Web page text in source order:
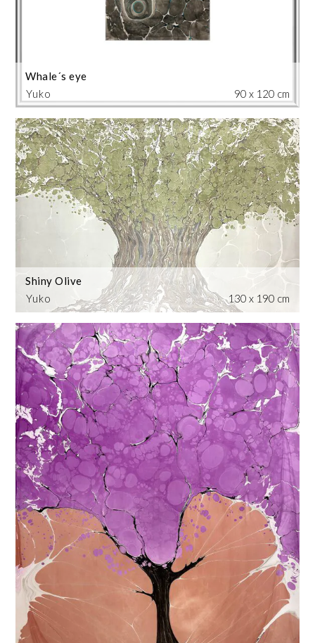
Yuko
Whale´s eye
90 x 120 cm
Yuko
Shiny Olive
130 x 190 cm